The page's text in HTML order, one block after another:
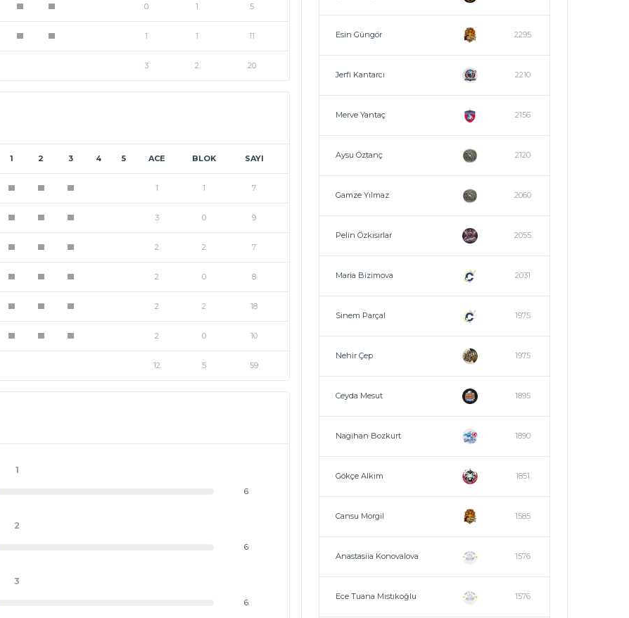
0 1 5
1 1 11
3 2 20
1 2 3 4 5 ACE BLOK SAYI
1 1 7
3 0 9
2 2 7
2 0 8
2 2 18
2 0 10
12 5 59
1
6
2
6
3
6
Esin Güngör 2295
Jerfi Kantarcı 2210
Merve Yantaç 2156
Aysu Öztanç 2120
Gamze Yılmaz 2060
Pelin Özkısırlar 2055
Maria Bizimova 2031
Sinem Parçal 1975
Nehir Çep 1975
Ceyda Mesut 1895
Nagihan Bozkurt 1890
Gökçe Alkım 1851
Cansu Morgil 1585
Anastasiia Konovalova 1576
Ece Tuana Mıstıkoğlu 1576